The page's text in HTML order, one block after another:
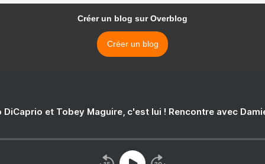
Créer un blog sur Overblog
Créer un blog
DiCaprio et Tobey Maguire, c'est lui ! Rencontre avec